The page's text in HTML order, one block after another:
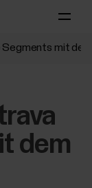
Segments mit
dem